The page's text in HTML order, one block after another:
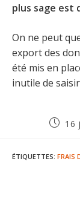
plus sage est
On ne peut
export des
été mis en
inutile de
16
ÉTIQUETTES: FRAIS